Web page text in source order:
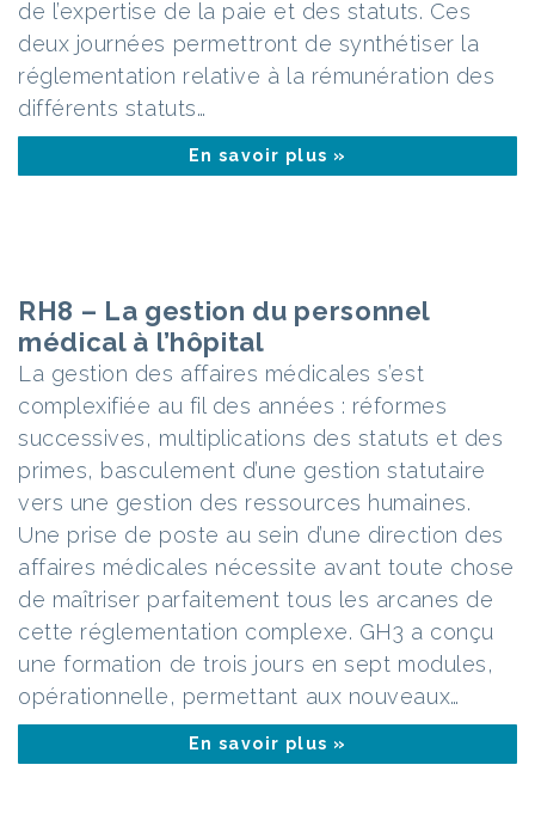
de l’expertise de la paie et des statuts. Ces
deux journées permettront de synthétiser la
réglementation relative à la rémunération des
différents statuts…
En savoir plus »
RH8 – La gestion du personnel
médical à l’hôpital
La gestion des affaires médicales s’est
complexifiée au fil des années : réformes
successives, multiplications des statuts et des
primes, basculement d’une gestion statutaire
vers une gestion des ressources humaines.
Une prise de poste au sein d’une direction des
affaires médicales nécessite avant toute chose
de maîtriser parfaitement tous les arcanes de
cette réglementation complexe. GH3 a conçu
une formation de trois jours en sept modules,
opérationnelle, permettant aux nouveaux…
En savoir plus »